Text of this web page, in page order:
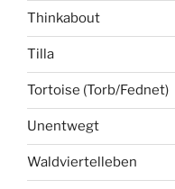
Thinkabout
Tilla
Tortoise (Torb/Fednet)
Unentwegt
Waldviertelleben